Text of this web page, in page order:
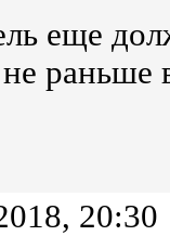
еще
не раньше
20:30